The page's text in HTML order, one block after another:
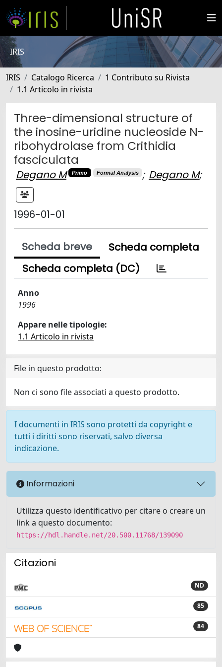
IRIS
IRIS Catalogo Ricerca
1 Contributo su Rivista
1.1 Articolo in rivista
Three-dimensional structure of
the inosine-uridine nucleoside N-
ribohydrolase from Crithidia
fasciculata
Degano M Primo Formal Analysis ; Degano M;
1996-01-01
Scheda breve
Scheda completa
Scheda completa (DC)
Anno
1996
Appare nelle tipologie:
1.1 Articolo in rivista
File in questo prodotto:
Non ci sono file associati a questo prodotto.
I documenti in IRIS sono protetti da copyright e
tutti i diritti sono riservati, salvo diversa
indicazione.
Informazioni
Utilizza questo identificativo per citare o creare un
link a questo documento:
https://hdl.handle.net/20.500.11768/139090
Citazioni
ND
85
84